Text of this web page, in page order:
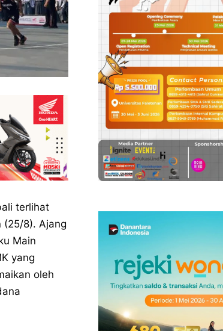
terlihat
(25/8). Ajang
Main
yang
oleh